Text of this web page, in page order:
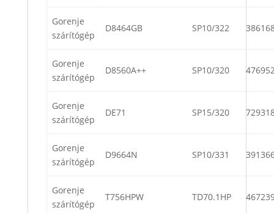
Gorenje
szárítógép
D8464GB SP10/322
Gorenje
szárítógép
D8560A++ SP10/320
Gorenje
szárítógép
DE71 SP15/320
Gorenje
szárítógép
D9664N SP10/331
Gorenje
szárítógép
T756HPW TD70.1HP